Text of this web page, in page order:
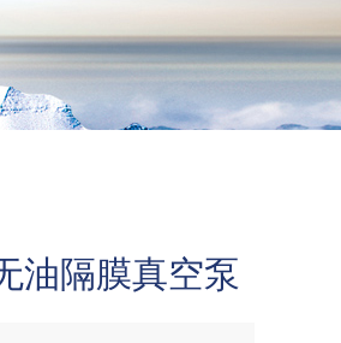
油隔膜真空泵